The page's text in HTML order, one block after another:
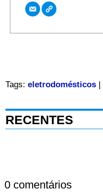
Tags: eletrodomésticos|
RECENTES
0 comentários